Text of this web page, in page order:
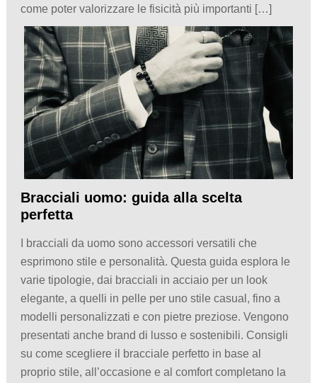
come poter valorizzare le fisicità più importanti […]
Bracciali uomo: guida alla scelta
perfetta
I bracciali da uomo sono accessori versatili che
esprimono stile e personalità. Questa guida esplora le
varie tipologie, dai bracciali in acciaio per un look
elegante, a quelli in pelle per uno stile casual, fino a
modelli personalizzati e con pietre preziose. Vengono
presentati anche brand di lusso e sostenibili. Consigli
su come scegliere il bracciale perfetto in base al
proprio stile, all’occasione e al comfort completano la